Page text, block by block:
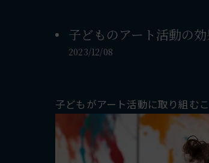
子どものアート活動の
2023/12/08
子どもがアート活動に取り組む